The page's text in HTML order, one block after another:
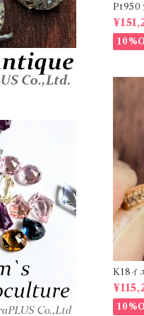
Pt950
ーダ
K18イ
t【